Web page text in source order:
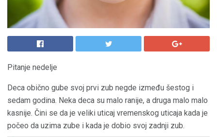
Pitanje nedelje
Deca obično gube svoj prvi zub negde između šestog i
sedam godina. Neka deca su malo ranije, a druga malo malo
kasnije. Čini se da je veliki uticaj vremenskog uticaja kada je
počeo da uzima zube i kada je dobio svoj zadnji zub.